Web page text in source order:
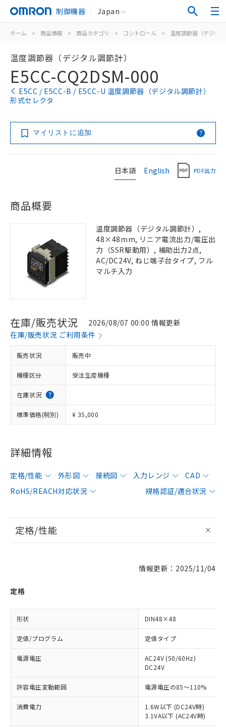
制御機器 Japan
ホーム > 商品情報 > 商品カテゴリ > コントロール > 温度調節器（デジタ
温度調節器（デジタル調節計）
E5CC-CQ2DSM-000
E5CC / E5CC-B / E5CC-U 温度調節器（デジタル調節計）
形式セレクタ
マイリストに追加
日本語 English PDF出力
商品概要
温度調節器（デジタル調節計）,
48×48mm, リニア電流出力/電圧出
力（SSR駆動用）, 補助出力2点,
AC/DC24V, ねじ端子台タイプ, フル
マルチ入力
在庫/販売状況
2026/08/07 00:00 情報更新
在庫/販売状況 ご利用条件
販売状況 販売中
機種区分 受注生産機種
在庫状況
標準価格(税別) ¥ 35,000
詳細情報
定格/性能 外形図 接続図 入力レンジ
CAD
RoHS/REACH対応状況
規格認証/適合状況
定格/性能
情報更新：2025/11/04
定格
形状 DIN48×48
定値/プログラム 定値タイプ
電源電圧
AC24V (50/60Hz)
DC24V
許容電圧変動範囲 電源電圧の85～110%
消費電力
1.6W以下 (DC24V時)
3.1VA以下 (AC24V時)